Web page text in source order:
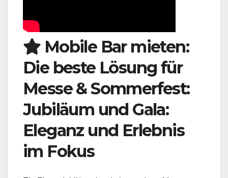
Mobile Bar mieten:
Die beste Lösung für
Messe & Sommerfest:
Jubiläum und Gala:
Eleganz und Erlebnis
im Fokus